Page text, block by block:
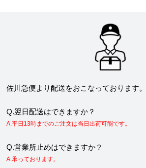
佐川急便より配送をおこなっております。
Q.翌日配送はできますか？
A.平日13時までのご注文は当日出荷可能です。
Q.営業所止めはできますか？
A.承っております。